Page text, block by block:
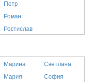
Петр
Роман
Ростислав
Марина
Мария
Светлана
София